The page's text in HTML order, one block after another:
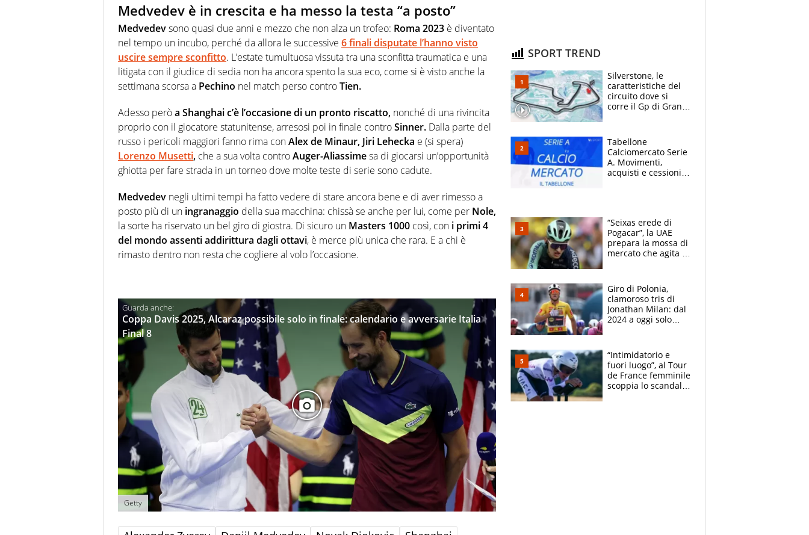
Medvedev è in crescita e ha messo la testa “a posto”
Medvedevsono quasi due anni e mezzo che non alza un trofeo: Roma 2023 è diventato
nel tempo un incubo, perché da allora le successive 6 finali disputate l’hanno visto
uscire sempre sconfitto. L’estate tumultuosa vissuta tra una sconfitta traumatica e una
litigata con il giudice di sedia non ha ancora spento la sua eco, come si è visto anche la
settimana scorsa a Pechino nel match perso controTien.
Adesso peròa Shanghai c’è l’occasione di un pronto riscatto, nonché di una rivincita
proprio con il giocatore statunitense, arresosi poi in finale controSinner. Dalla parte del
russo i pericoli maggiori fanno rima conAlex de Minaur, Jiri Lehecka e (si spera)
Lorenzo Musetti, che a sua volta controAuger-Aliassimesa di giocarsi un’opportunità
ghiotta per fare strada in un torneo dove molte teste di serie sono cadute.
Medvedev negli ultimi tempi ha fatto vedere di stare ancora bene e di aver rimesso a
posto più di un ingranaggio della sua macchina: chissà se anche per lui, come per Nole,
la sorte ha riservato un bel giro di giostra. Di sicuro un Masters 1000 così, con i primi 4
del mondo assenti addirittura dagli ottavi, è merce più unica che rara. E a chi è
rimasto dentro non resta che cogliere al volo l’occasione.
Coppa Davis 2025, Alcaraz possibile solo in finale: calendario e avversarie Italia
Final 8
Getty
SPORT TREND
Silverstone, le
caratteristiche del
circuito dove si
corre il Gp di Gran
Tabellone
Calciomercato Serie
A. Movimenti,
acquisti e cessioni:
“Seixas erede di
Pogacar”, la UAE
prepara la mossa di
mercato che agita la
a Burgos
Giro di Polonia,
clamoroso tris di
Jonathan Milan: dal
2024 a oggi solo
e Skerl
“Intimidatorio e
fuori luogo”, al Tour
de France femminile
scoppia lo scandalo: